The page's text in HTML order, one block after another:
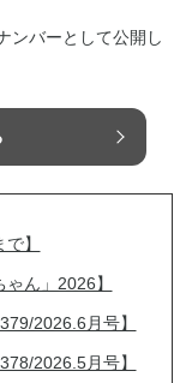
ンバーとして公開し
】
ん」2026】
2026.6月号】
2026.5月号】